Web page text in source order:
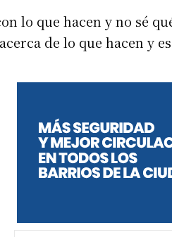
lo que hacen y no sé
de lo que hacen y